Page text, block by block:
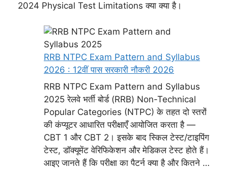
2024 Physical Test Limitations क्या क्या है।
RRB NTPC Exam Pattern and Syllabus
2026 : 12वीं पास सरकारी नौकरी 2026
RRB NTPC Exam Pattern and Syllabus
2025 रेलवे भर्ती बोर्ड (RRB) Non-Technical
Popular Categories (NTPC) के तहत दो स्तरों
की कंप्यूटर आधारित परीक्षाएँ आयोजित करता है —
CBT 1 और CBT 2। इसके बाद स्किल टेस्ट/टाइपिंग
टेस्ट, डॉक्यूमेंट वेरिफिकेशन और मेडिकल टेस्ट होते हैं।
आइए जानते हैं कि परीक्षा का पैटर्न क्या है और कितने …